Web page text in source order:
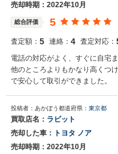
売却時期：2022年10月
総合評価 5
査定額： 5 連絡： 4 査定対応：
電話の対応がよく、すぐに自宅
他のところよりもかなり高くつ
で安心して取引ができました。
投稿者：あかぼう都道府県： 東京都
買取店名： ラビット
売却した車：
トヨタ ノア
売却時期：2022年10月